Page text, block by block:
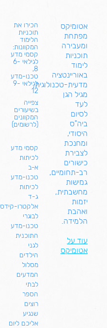
אטומיקס
מפתחת
ומעבירה
תוכניות
לימוד
באוריינטציה
מדעית-טכנולוגית,
מגיל הגן
לעד
לסיום
ביה"ס
היסודי,
ומחנכת
לצבירת
כישורים
רב-תחומיים,
גמישות
מחשבתית,
יזמות
ואהבת
הלמידה.
עוד על
אטומיקס
הכירו את
תוכניות
הלימוד
המקוונות:
קסמי מדע
לגילאי 6-
8,
טכנו-מדע
לגילאי 9-
12
צפייה
בשיעורים
המקוונים
(לרשומים)
קסמי מדע
לכיתות
א-ב
טכנו-מדע
לכיתות
ג-ד
אלקטרו-קידס
לבוגרי
טכנו-מדע
התוכנית
לגני
הילדים
מסלול
המדעים
לבתי
הספר
רוצים
שנגיע
אליכם ליום